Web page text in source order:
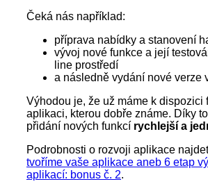
Čeká nás například:
příprava nabídky a stanovení
vývoj nové funkce a její
line prostředí
a následně vydání nové verze
Výhodou je, že už máme k dispozici
aplikaci, kterou dobře známe. Díky
přidání nových funkcí rychlejší a
Podrobnosti o rozvoji aplikace
tvoříme vaše aplikace aneb 6 etap
aplikací: bonus č. 2.